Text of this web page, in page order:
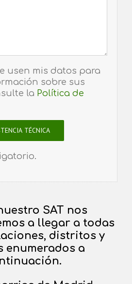
usen mis datos para
sobre sus
la Política de
SAT nos
a llegar a todas
distritos y
enumerados a